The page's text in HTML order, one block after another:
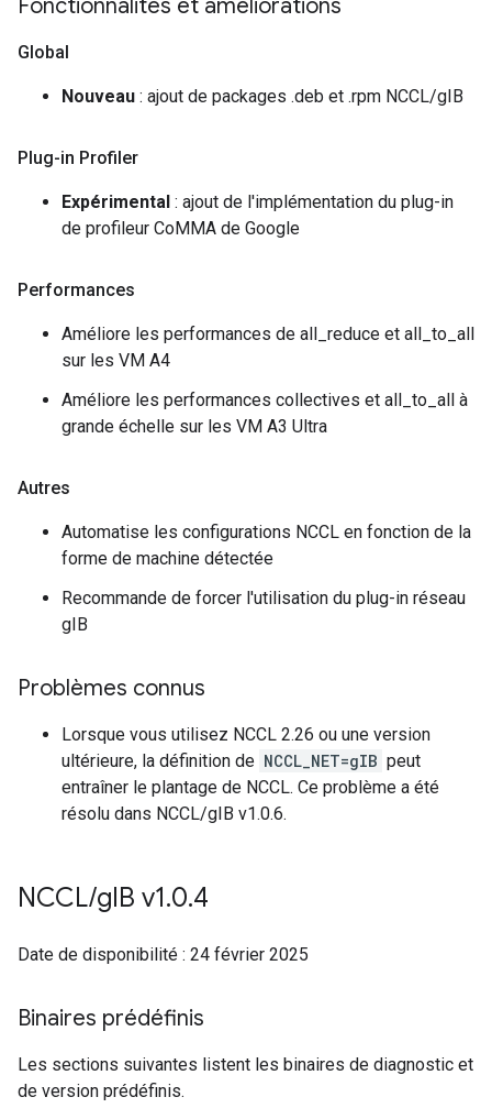
Fonctionnalités et améliorations
Global
Nouveau : ajout de packages .deb et .rpm NCCL/gIB
Plug-in Profiler
Expérimental : ajout de l'implémentation du plug-in
de profileur CoMMA de Google
Performances
Améliore les performances de all_reduce et all_to_all
sur les VM A4
Améliore les performances collectives et all_to_all à
grande échelle sur les VM A3 Ultra
Autres
Automatise les configurations NCCL en fonction de la
forme de machine détectée
Recommande de forcer l'utilisation du plug-in réseau
gIB
Problèmes connus
Lorsque vous utilisez NCCL 2.26 ou une version
ultérieure, la définition de NCCL_NET=gIB peut
entraîner le plantage de NCCL. Ce problème a été
résolu dans NCCL/gIB v1.0.6.
NCCL/gIB v1.0.4
Date de disponibilité : 24 février 2025
Binaires prédéfinis
Les sections suivantes listent les binaires de diagnostic et
de version prédéfinis.